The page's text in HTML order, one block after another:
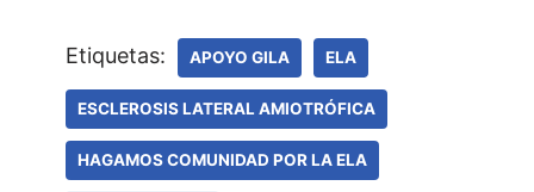
Etiquetas: APOYO GILA ELA
ESCLEROSIS LATERAL AMIOTRÓFICA
HAGAMOS COMUNIDAD POR LA ELA